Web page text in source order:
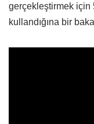
gerçekleştirmek için
kullandığına bir